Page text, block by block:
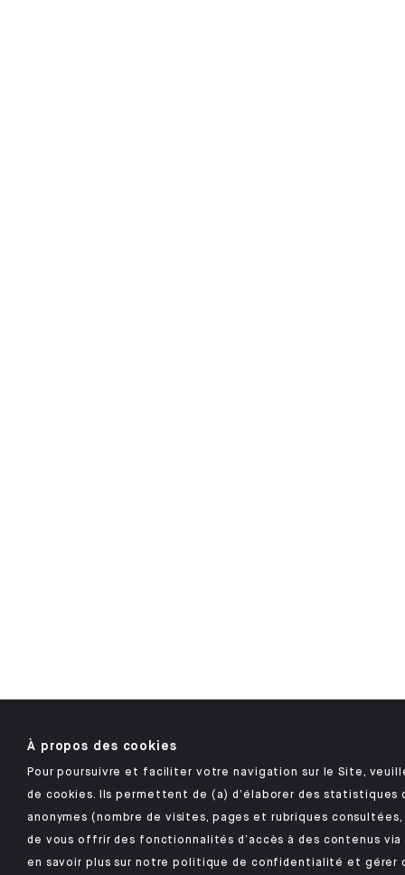
À propos des cookies
Pour poursuivre et faciliter votre navigation sur le Site,
de cookies. Ils permettent de (a) d’élaborer des
anonymes (nombre de visites, pages et rubriques
de vous offrir des fonctionnalités d’accès à des contenus via
en savoir plus sur notre politique de confidentialité et gérer